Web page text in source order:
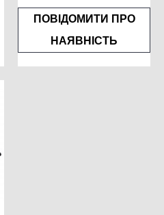
ПОВІДОМИТИ ПРО
НАЯВНІСТЬ